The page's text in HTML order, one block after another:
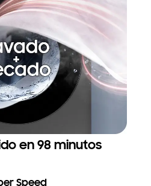
en 98 minutos
Speed